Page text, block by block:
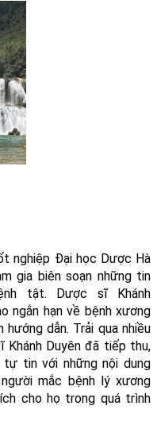
nghiệp Đại học Dược Hà
gia biên soạn những tin
tật. Dược sĩ Khánh
ngắn hạn về bệnh xương
dẫn. Trải qua nhiều
Khánh Duyên đã tiếp thu,
tin với những nội dung
mắc bệnh lý xương
cho họ trong quá trình